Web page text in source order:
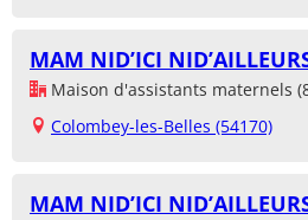
MAM NID’ICI
Maison d'assistants maternels
Colombey-les-Belles (54170)
MAM NID’ICI